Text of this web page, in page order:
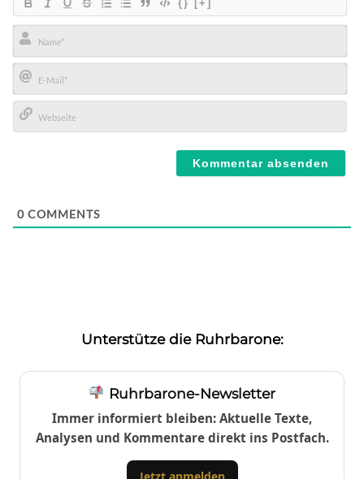
{} [+]
Name*
E-
Mail*
0 COMMENTS
Unterstütze die Ruhrbarone:
Ruhrbarone-Newsletter
Immer informiert bleiben: Aktuelle Texte,
Analysen und Kommentare direkt ins Postfach.